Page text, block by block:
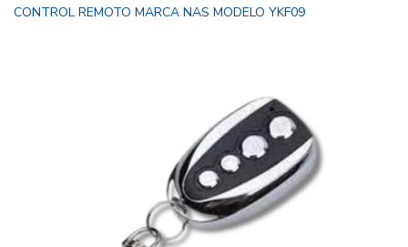
CONTROL REMOTO MARCA NAS MODELO YKF09